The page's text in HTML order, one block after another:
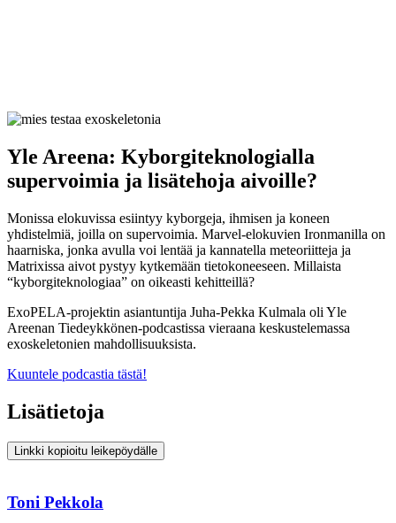
Yle Areena: Kyborgiteknologialla
supervoimia ja lisätehoja aivoille?
Monissa elokuvissa esiintyy kyborgeja, ihmisen ja koneen
yhdistelmiä, joilla on supervoimia. Marvel-elokuvien Ironmanilla on
haarniska, jonka avulla voi lentää ja kannatella meteoriitteja ja
Matrixissa aivot pystyy kytkemään tietokoneeseen. Millaista
“kyborgiteknologiaa” on oikeasti kehitteillä?
ExoPELA-projektin asiantuntija Juha-Pekka Kulmala oli Yle
Areenan Tiedeykkönen-podcastissa vieraana keskustelemassa
exoskeletonien mahdollisuuksista.
Kuuntele podcastia tästä!
Lisätietoja
Linkki kopioitu leikepöydälle
Toni Pekkola